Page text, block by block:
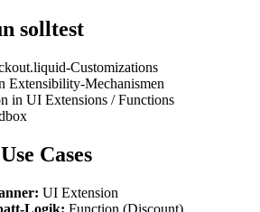
solltest
Customizations
Extensibility-Mechanismen
in UI Extensions / Functions
Cases
UI Extension
Logik: Function (Discount)